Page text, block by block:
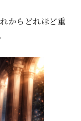
からどれほど重